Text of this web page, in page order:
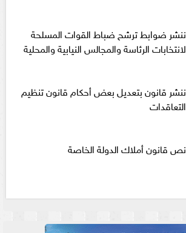
ننشر ضوابط ترشح ضباط القوات المسلحة
لانتخابات الرئاسة والمجالس النيابية والمحلية‎
ننشر قانون بتعديل بعض أحكام قانون تنظيم
التعاقدات
نص قانون أملاك الدولة الخاصة